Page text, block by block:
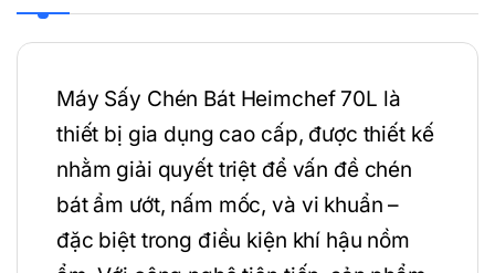
Máy Sấy Chén Bát Heimchef 70L là
thiết bị gia dụng cao cấp, được thiết kế
nhằm giải quyết triệt để vấn đề chén
bát ẩm ướt, nấm mốc, và vi khuẩn –
đặc biệt trong điều kiện khí hậu nồm